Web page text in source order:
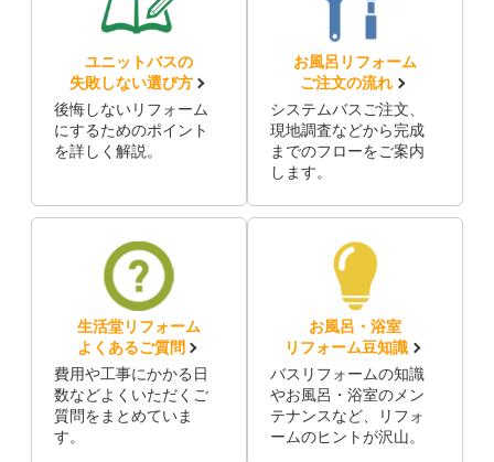
ユニットバスの
失敗しない選び方
後悔しないリフォーム
にするためのポイント
を詳しく解説。
お風呂リフォーム
ご注文の流れ
システムバスご注文、
現地調査などから完成
までのフローをご案内
します。
生活堂リフォーム
よくあるご質問
費用や工事にかかる日
数などよくいただくご
質問をまとめていま
す。
お風呂・浴室
リフォーム豆知識
バスリフォームの知識
やお風呂・浴室のメン
テナンスなど、リフォ
ームのヒントが沢山。